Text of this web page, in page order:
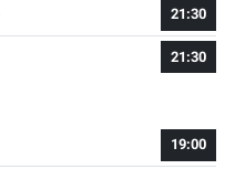
21:30
21:30
19:00